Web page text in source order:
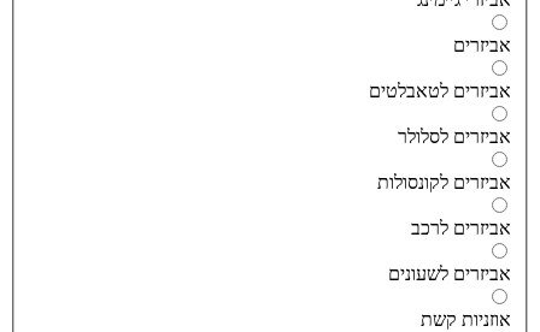
לטאבלטים
לסלולר
לקונסולות
לרכב
לשעונים
קשת